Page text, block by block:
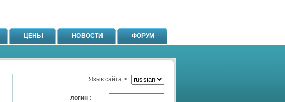
ЦЕНЫ НОВОСТИ ФОРУМ
Язык сайта >
логин :